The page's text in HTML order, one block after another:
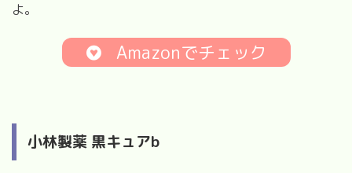
よ。
Amazonでチェック
小林製薬 黒キュアb